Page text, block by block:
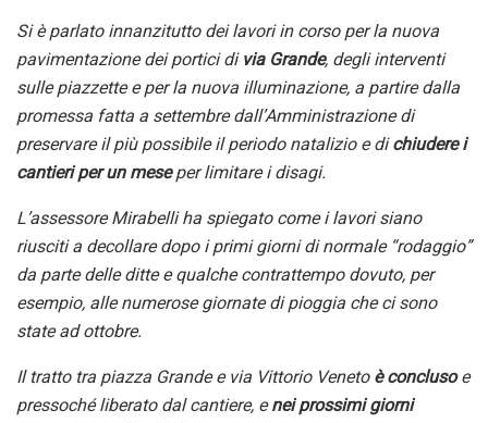
Si è parlato innanzitutto dei lavoriin corsoper la nuova
pavimentazione dei portici divia Grande, degli interventi
sulle piazzettee per la nuova illuminazione, a partire dalla
promessa fatta a settembre dall’Amministrazione di
preservare il più possibile il periodo natalizio e dichiudere i
cantieri per un mese per limitare i disagi.
L’assessore Mirabelliha spiegato come i lavori siano
riusciti a decollare dopo i primi giorni di normale “rodaggio”
da parte delle ditte e qualche contrattempo dovuto, per
esempio, alle numerose giornate di pioggia che ci sono
state ad ottobre.
Il tratto tra piazza Grande e via Vittorio Venetoè conclusoe
pressoché liberato dal cantiere, e nei prossimi giorni